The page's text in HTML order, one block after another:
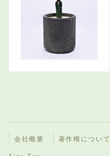
会社概要 著作権について